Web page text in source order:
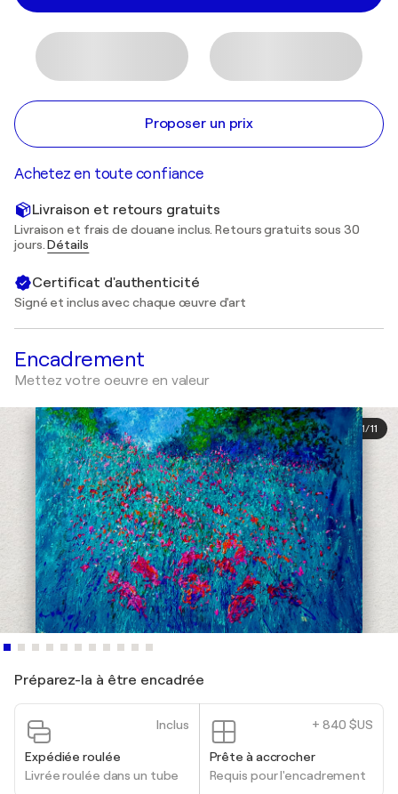
Proposer un prix
Achetez en toute confiance
Livraison et retours gratuits
Livraison et frais de douane inclus. Retours gratuits sous 30
jours.Détails
Certificat d'authenticité
Signé et inclus avec chaque œuvre d'art
Encadrement
Mettez votre oeuvre en valeur
1/11
Préparez-la à être encadrée
Inclus
Expédiée roulée
Livrée roulée dans un tube
+ 840 $US
Prête à accrocher
Requis pour l'encadrement